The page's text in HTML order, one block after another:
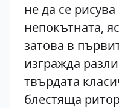
не да се
непокътната,
затова в
изгражда
твърдата
блестяща